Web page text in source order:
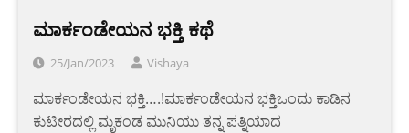
ಮಾರ್ಕಂಡೇಯನ ಭಕ್ತಿ ಕಥೆ
25/Jan/2023 Vishaya
ಮಾರ್ಕಂಡೇಯನ ಭಕ್ತಿ….!ಮಾರ್ಕಂಡೇಯನ ಭಕ್ತಿಒಂದು ಕಾಡಿನ
ಕುಟೀರದಲ್ಲಿ ಮೃಕಂಡ ಮುನಿಯು ತನ್ನ ಪತ್ನಿಯಾದ